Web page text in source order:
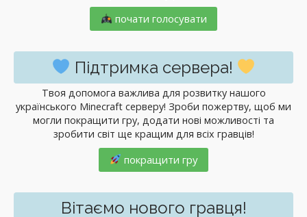
почати голосувати
Підтримка сервера!
Твоя допомога важлива для розвитку нашого
українського Minecraft серверу! Зроби пожертву, щоб ми
могли покращити гру, додати нові можливості та
зробити світ ще кращим для всіх гравців!
покращити гру
Вітаємо нового гравця!